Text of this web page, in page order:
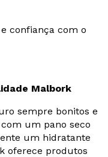
confiança com o
Malbork
sempre bonitos e
um pano seco
um hidratante
oferece produtos